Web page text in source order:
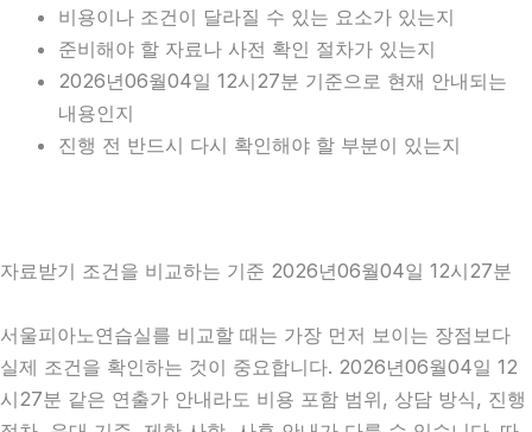
비용이나 조건이 달라질 수 있는 요소가 있는지
준비해야 할 자료나 사전 확인 절차가 있는지
2026년06월04일 12시27분 기준으로 현재 안내되는
내용인지
진행 전 반드시 다시 확인해야 할 부분이 있는지
자료받기 조건을 비교하는 기준 2026년06월04일 12시27분
서울피아노연습실를 비교할 때는 가장 먼저 보이는 장점보다
실제 조건을 확인하는 것이 중요합니다. 2026년06월04일 12
시27분 같은 연출가 안내라도 비용 포함 범위, 상담 방식, 진행